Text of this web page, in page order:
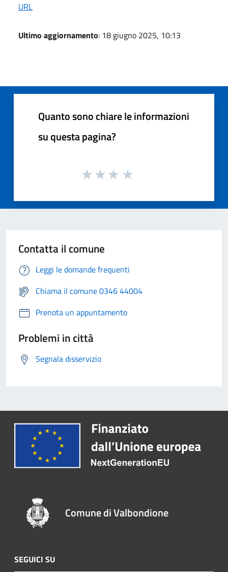
URL
Ultimo aggiornamento: 18 giugno 2025, 10:13
Quanto sono chiare le informazioni
su questa pagina?
Contatta il comune
Leggi le domande frequenti
Chiama il comune 0346 44004
Prenota un appuntamento
Problemi in città
Segnala disservizio
Comune di Valbondione
SEGUICI SU